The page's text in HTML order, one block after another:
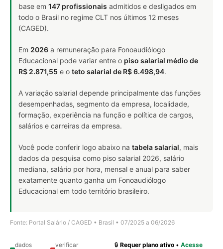
base em 147 profissionais admitidos e desligados em
todo o Brasil no regime CLT nos últimos 12 meses
(CAGED).
Em 2026 a remuneração para Fonoaudiólogo
Educacional pode variar entre o piso salarial médio de
R$ 2.871,55 e o teto salarial de R$ 6.498,94.
A variação salarial depende principalmente das funções
desempenhadas, segmento da empresa, localidade,
formação, experiência na função e política de cargos,
salários e carreiras da empresa.
Você pode conferir logo abaixo na tabela salarial, mais
dados da pesquisa como piso salarial 2026, salário
mediana, salário por hora, mensal e anual para saber
exatamente quanto ganha um Fonoaudiólogo
Educacional em todo território brasileiro.
Fonte: Portal Salário / CAGED • Brasil • 07/2025 a 06/2026
dados
verificar
🔒Requer plano ativo •Acesse